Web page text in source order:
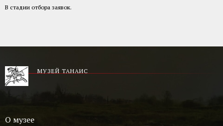
В стадии отбора заявок.
МУЗЕЙ ТАНАИС
О музее